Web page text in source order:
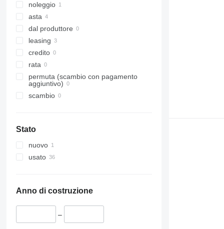
noleggio
asta
dal produttore
leasing
credito
rata
permuta (scambio con pagamento
aggiuntivo)
scambio
Stato
nuovo
usato
Anno di costruzione
–